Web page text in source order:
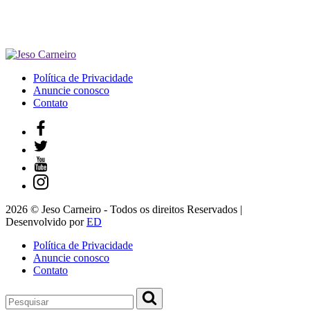
Política de Privacidade
Anuncie conosco
Contato
2026 © Jeso Carneiro - Todos os direitos Reservados |
Desenvolvido porED
Política de Privacidade
Anuncie conosco
Contato